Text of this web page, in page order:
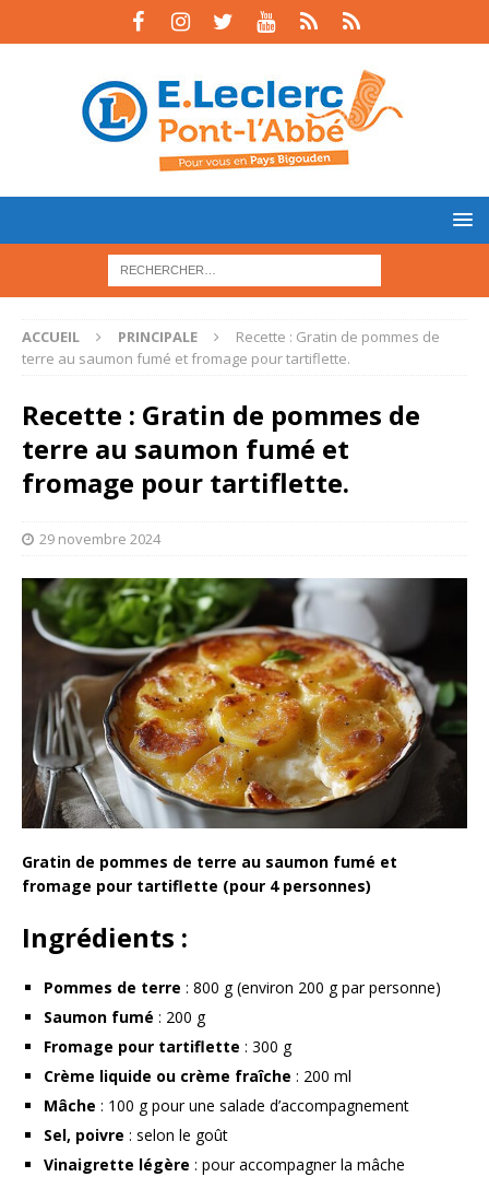
ACCUEIL PRINCIPALE
Recette : Gratin de pommes de
terre au saumon fumé et fromage pour tartiflette.
Recette : Gratin de pommes de
terre au saumon fumé et
fromage pour tartiflette.
29 novembre 2024
Gratin de pommes de terre au saumon fumé et
fromage pour tartiflette (pour 4 personnes)
Ingrédients :
Pommes de terre : 800 g (environ 200 g par personne)
Saumon fumé : 200 g
Fromage pour tartiflette : 300 g
Crème liquide ou crème fraîche : 200 ml
Mâche : 100 g pour une salade d’accompagnement
Sel, poivre : selon le goût
Vinaigrette légère : pour accompagner la mâche